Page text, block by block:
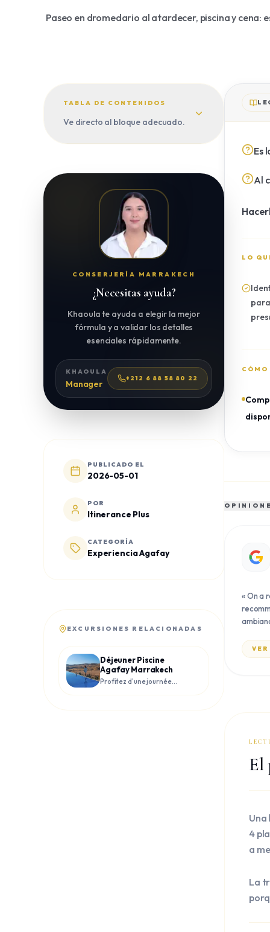
Paseo en dromedario al atardecer, piscina y cena:
TABLA DE CONTENIDOS
Ve directo al bloque adecuado.
CONSERJERÍA MARRAKECH
¿Necesitas ayuda?
Khaoula te ayuda a elegir la mejor
fórmula y a validar los detalles
esenciales rápidamente.
KHAOULA
Manager
+212 6 88 58 80 22
PUBLICADO EL
2026-05-01
POR
Itinerance Plus
CATEGORÍA
Experiencia Agafay
EXCURSIONES RELACIONADAS
Déjeuner Piscine
Agafay Marrakech
Profitez d'une journée
Es
Al
LO
«On a
El
Una
4
a
La